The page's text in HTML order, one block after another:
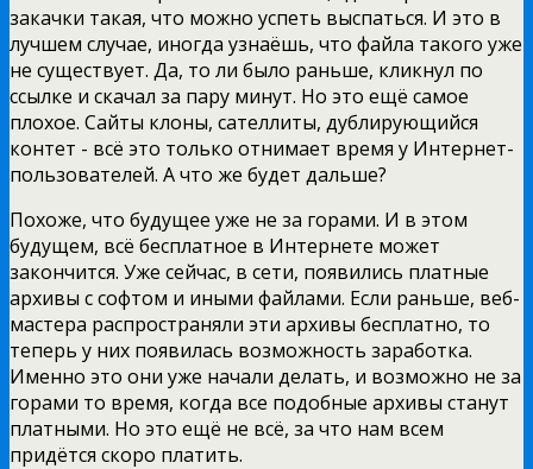
закачки такая, что можно успеть выспаться. И это в
лучшем случае, иногда узнаёшь, что файла такого уже
не существует. Да, то ли было раньше, кликнул по
ссылке и скачал за пару минут. Но это ещё самое
плохое. Сайты клоны, сателлиты, дублирующийся
контет - всё это только отнимает время у Интернет-
пользователей. А что же будет дальше?
Похоже, что будущее уже не за горами. И в этом
будущем, всё бесплатное в Интернете может
закончится. Уже сейчас, в сети, появились платные
архивы с софтом и иными файлами. Если раньше, веб-
мастера распространяли эти архивы бесплатно, то
теперь у них появилась возможность заработка.
Именно это они уже начали делать, и возможно не за
горами то время, когда все подобные архивы станут
платными. Но это ещё не всё, за что нам всем
придётся скоро платить.